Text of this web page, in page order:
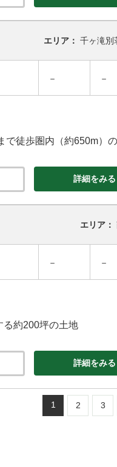
エリア： 千ヶ滝別
－ －
で徒歩圏内（約650m）
詳細をみる
エリア：
－ －
約200坪の土地
詳細をみる
1 2 3